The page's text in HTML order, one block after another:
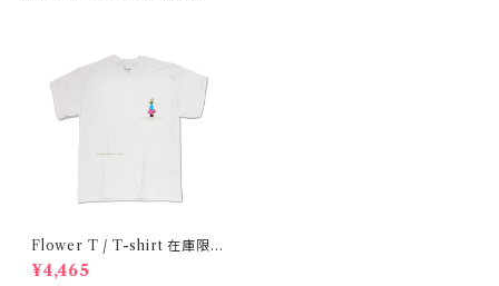
Flower T / T-shirt 在庫限り
で終了
¥4,465